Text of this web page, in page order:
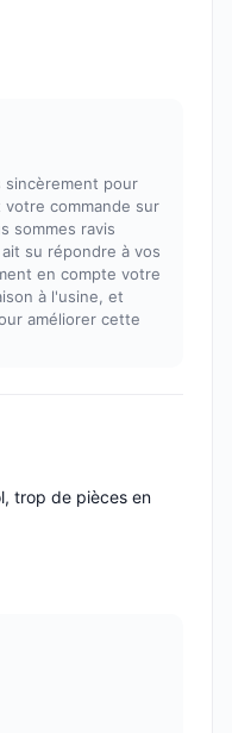
sincèrement pour
commande sur
sommes ravis
su répondre à vos
en compte votre
à l'usine, et
améliorer cette
trop de pièces en